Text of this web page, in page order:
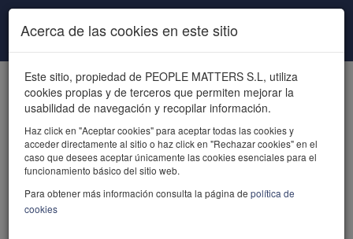
Pasar al contenido principal
powered by talent
Acerca de las cookies en este sitio
Este sitio, propiedad de PEOPLE MATTERS S.L, utiliza
cookies propias y de terceros que permiten mejorar la
usabilidad de navegación y recopilar información.
Haz click en "Aceptar cookies" para aceptar todas las cookies y
acceder directamente al sitio o haz click en "Rechazar cookies" en el
caso que desees aceptar únicamente las cookies esenciales para el
funcionamiento básico del sitio web.
Para obtener más información consulta la página de política de
cookies